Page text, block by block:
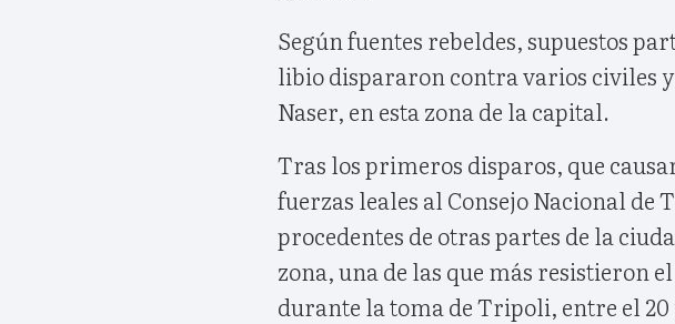
Según fuentes rebeldes, supuestos
libio dispararon contra varios civiles
Naser, en esta zona de la capital.
Tras los primeros disparos, que
fuerzas leales al Consejo Nacional de
procedentes de otras partes de la
zona, una de las que más resistieron
durante la toma de Tripoli, entre el 20